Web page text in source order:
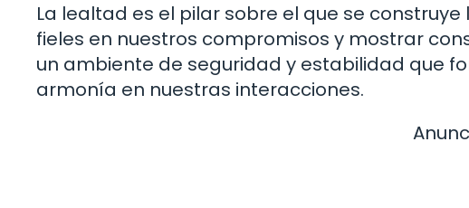
La lealtad es el pilar sobre el que se
fieles en nuestros compromisos y mostrar
un ambiente de seguridad y estabilidad que
armonía en nuestras interacciones.